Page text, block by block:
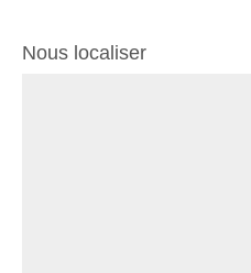
Nous localiser